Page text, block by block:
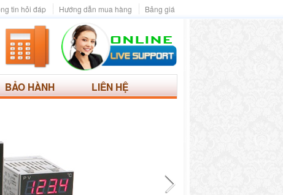
Bảng giá
Hướng dẫn mua hàng
tin hỏi đáp
BẢO HÀNH LIÊN HỆ